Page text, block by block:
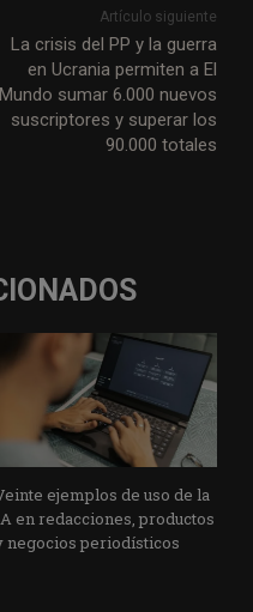
Artículo siguiente
La crisis del PP y la guerra
en Ucrania permiten a El
Mundo sumar 6.000 nuevos
suscriptores y superar los
90.000 totales
ejemplos de uso de la
en redacciones, productos
negocios periodísticos